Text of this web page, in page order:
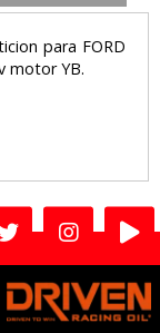
para FORD
motor YB.